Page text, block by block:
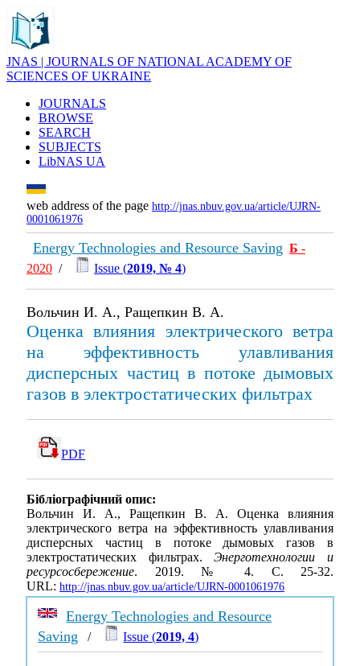
JNAS | JOURNALS OF NATIONAL ACADEMY OF
SCIENCES OF UKRAINE
JOURNALS
BROWSE
SEARCH
SUBJECTS
LibNAS UA
web address of the page http://jnas.nbuv.gov.ua/article/UJRN-
0001061976
Energy Technologies and Resource Saving Б -
2020 / Issue (2019, № 4)
Вольчин И. А., Ращепкин В. А.
Оценка влияния электрического ветра
на эффективность улавливания
дисперсных частиц в потоке дымовых
газов в электростатических фильтрах
PDF
Бібліографічний опис:
Вольчин И. А., Ращепкин В. А. Оценка влияния
электрического ветра на эффективность улавливания
дисперсных частиц в потоке дымовых газов в
электростатических фильтрах.Энерготехнологии и
ресурсосбережение. 2019. № 4. С. 25-32.
URL: http://jnas.nbuv.gov.ua/article/UJRN-0001061976
Energy Technologies and Resource
Saving / Issue (2019, 4)